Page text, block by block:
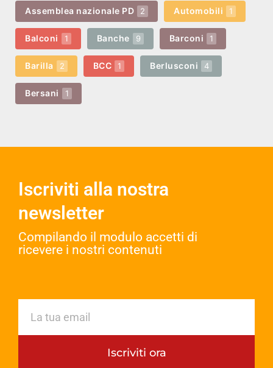
Assemblea nazionale PD 2 Automobili 1
Balconi 1 Banche 9 Barconi 1
Barilla 2 BCC 1 Berlusconi 4
Bersani 1
Iscriviti alla nostra
newsletter
Compilando il modulo accetti di
ricevere i nostri contenuti​
Iscriviti ora